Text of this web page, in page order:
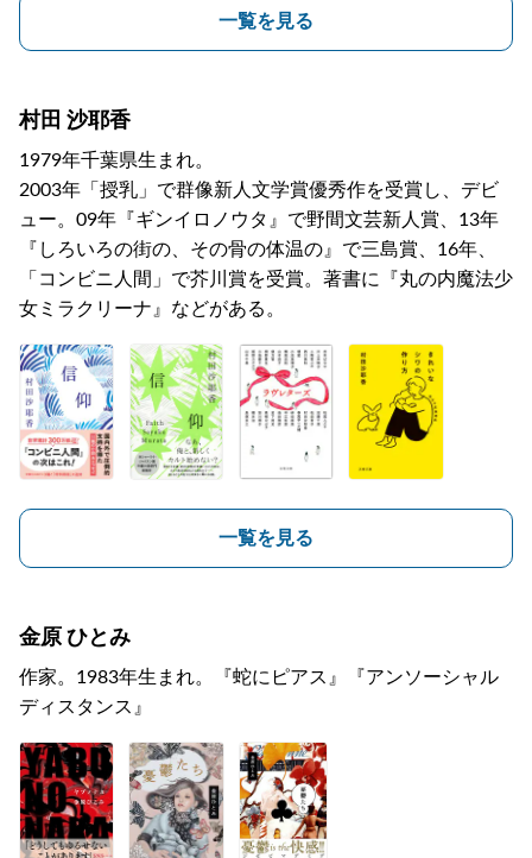
一覧を見る
村田 沙耶香
1979年千葉県生まれ。
2003年「授乳」で群像新人文学賞優秀作を受賞し、デビ
ュー。09年『ギンイロノウタ』で野間文芸新人賞、13年
『しろいろの街の、その骨の体温の』で三島賞、16年、
「コンビニ人間」で芥川賞を受賞。著書に『丸の内魔法少
女ミラクリーナ』などがある。
一覧を見る
金原 ひとみ
作家。1983年生まれ。『蛇にピアス』『アンソーシャル
ディスタンス』